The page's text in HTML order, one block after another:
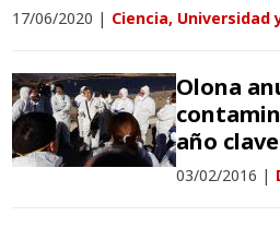
17/06/2020 | Ciencia, Universidad
Olona
año clave
03/02/2016 |